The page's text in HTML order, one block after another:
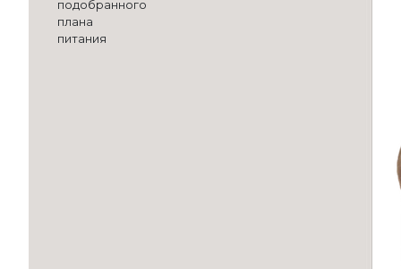
подобранного
плана
питания